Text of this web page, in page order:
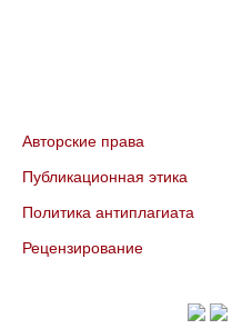
Авторские права
Публикационная этика
Политика антиплагиата
Рецензирование